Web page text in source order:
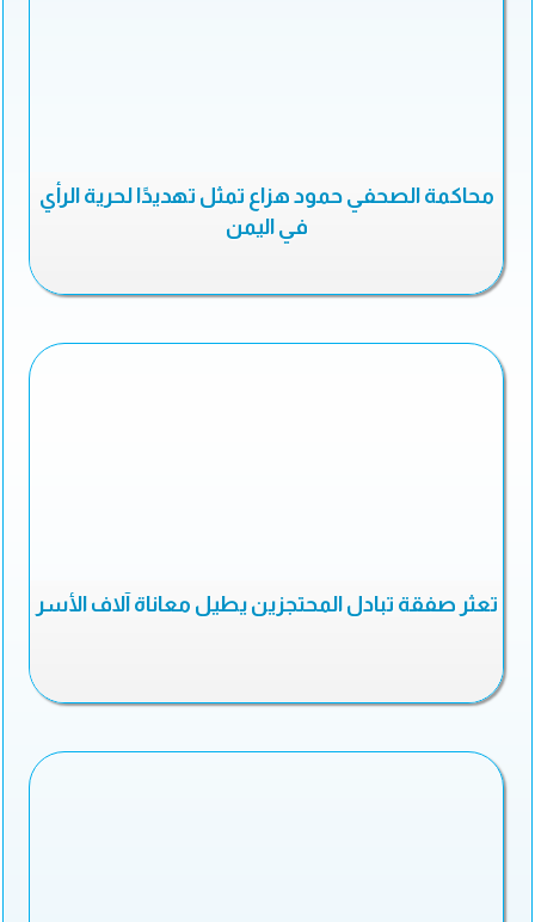
محاكمة الصحفي حمود هزاع تمثل تهديدًا لحرية الرأي
في اليمن
تعثر صفقة تبادل المحتجزين يطيل معاناة آلاف الأسر